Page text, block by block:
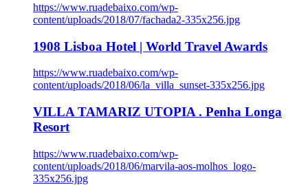
https://www.ruadebaixo.com/wp-
content/uploads/2018/07/fachada2-335x256.jpg
1908 Lisboa Hotel | World Travel Awards
https://www.ruadebaixo.com/wp-
content/uploads/2018/06/la_villa_sunset-335x256.jpg
VILLA TAMARIZ UTOPIA . Penha Longa
Resort
https://www.ruadebaixo.com/wp-
content/uploads/2018/06/marvila-aos-molhos_logo-
335x256.jpg